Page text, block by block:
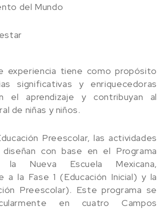
del Mundo
experiencia tiene como propósito
significativas y enriquecedoras
el aprendizaje y contribuyan al
de niñas y niños.
Preescolar, las actividades
diseñan con base en el Programa
Nueva Escuela Mexicana,
a la Fase 1 (Educación Inicial) y la
Preescolar). Este programa se
en cuatro Campos